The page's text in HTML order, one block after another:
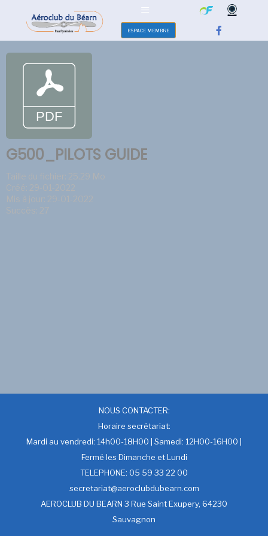
ESPACE MEMBRE
G500_PILOTS GUIDE
Taille du fichier: 25.29 Mo
Créé: 29-01-2022
Mis à jour: 29-01-2022
Succès: 27
NOUS CONTACTER:
Horaire secrétariat:
Mardi au vendredi: 14h00-18H00 | Samedi: 12H00-16H00 |
Fermé les Dimanche et Lundi
TELEPHONE: 05 59 33 22 00
secretariat@aeroclubdubearn.com
AEROCLUB DU BEARN 3 Rue Saint Exupery, 64230
Sauvagnon